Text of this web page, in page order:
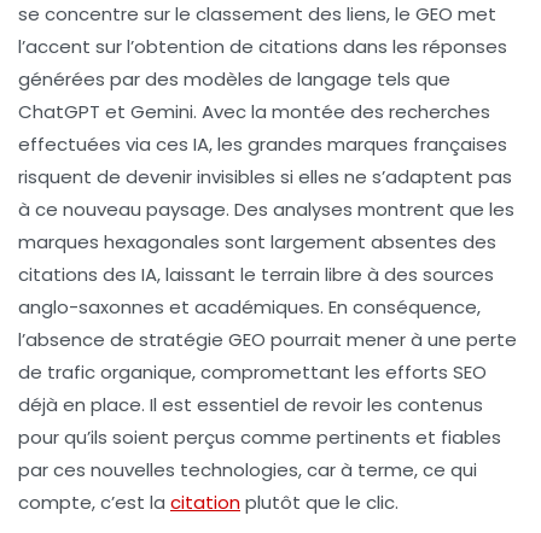
se concentre sur le classement des liens, le GEO met
l’accent sur l’obtention de citations dans les réponses
générées par des modèles de langage tels que
ChatGPT et Gemini. Avec la montée des recherches
effectuées via ces IA, les grandes marques françaises
risquent de devenir invisibles si elles ne s’adaptent pas
à ce nouveau paysage. Des analyses montrent que les
marques hexagonales sont largement absentes des
citations des IA, laissant le terrain libre à des sources
anglo-saxonnes et académiques. En conséquence,
l’absence de stratégie GEO pourrait mener à une perte
de trafic organique, compromettant les efforts SEO
déjà en place. Il est essentiel de revoir les contenus
pour qu’ils soient perçus comme pertinents et fiables
par ces nouvelles technologies, car à terme, ce qui
compte, c’est la citationplutôt que le clic.